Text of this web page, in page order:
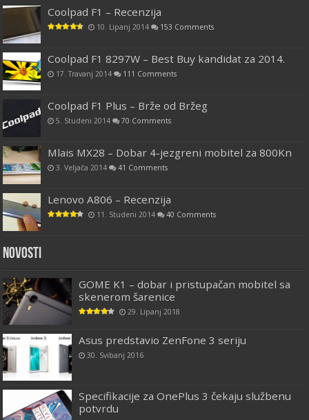
Coolpad F1 – Recenzija
10. Lipanj 2014 153 Comments
Coolpad F1 8297W – Best Buy kandidat za 2014.
17. Travanj 2014 111 Comments
Coolpad F1 Plus – Brže od Bržeg
5. Studeni 2014 70 Comments
Mlais MX28 – Dobar 4-jezgreni mobitel za 800Kn
3. Veljača 2014 41 Comments
Lenovo A806 – Recenzija
11. Studeni 2014 40 Comments
Novosti
GOME K1 – dobar i pristupačan mobitel sa
skenerom šarenice
29. Lipanj 2018
Asus predstavio ZenFone 3 seriju
30. Svibanj 2016
Specifikacije za OnePlus 3 čekaju službenu
potvrdu